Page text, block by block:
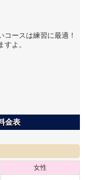
コースは練習に最適！
すよ。
金表
女性